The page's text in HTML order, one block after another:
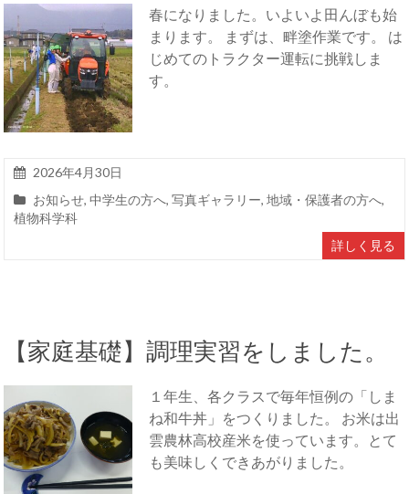
春になりました。いよいよ田んぼも始
まります。 まずは、畔塗作業です。 は
じめてのトラクター運転に挑戦しま
す。
2026年4月30日
お知らせ,中学生の方へ,写真ギャラリー,地域・保護者の方へ,
植物科学科
詳しく見る
【家庭基礎】調理実習をしました。
１年生、各クラスで毎年恒例の「しま
ね和牛丼」をつくりました。 お米は出
雲農林高校産米を使っています。とて
も美味しくできあがりました。